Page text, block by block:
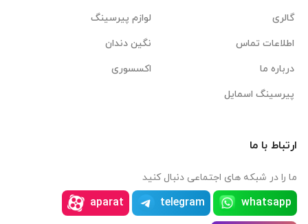
گالری
اطلاعات تماس
درباره ما
پیرسینگ اسمایل
لوازم پیرسینگ
نگین دندان
اکسسوری
ارتباط با ما
ما را در شبکه های اجتماعی دنبال کنید
whatsapp
telegram
aparat